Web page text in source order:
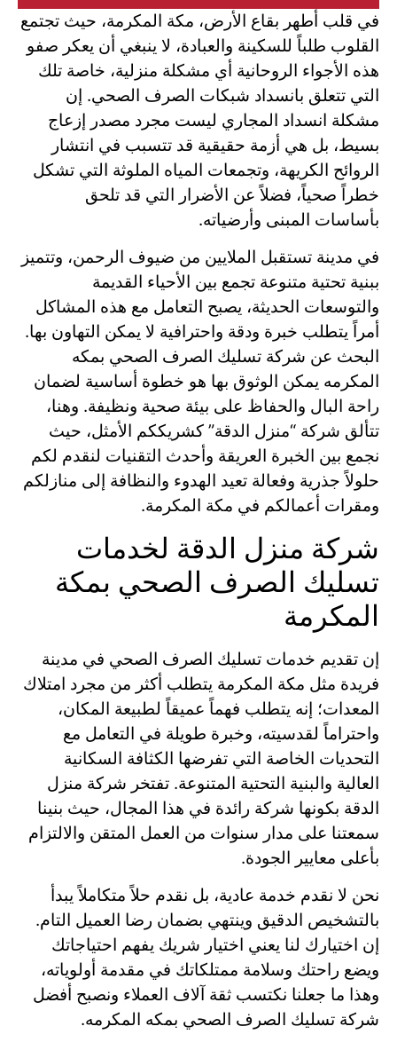
في قلب أطهر بقاع الأرض، مكة المكرمة، حيث تجتمع
القلوب طلباً للسكينة والعبادة، لا ينبغي أن يعكر صفو
هذه الأجواء الروحانية أي مشكلة منزلية، خاصة تلك
التي تتعلق بانسداد شبكات الصرف الصحي. إن
مشكلة انسداد المجاري ليست مجرد مصدر إزعاج
بسيط، بل هي أزمة حقيقية قد تتسبب في انتشار
الروائح الكريهة، وتجمعات المياه الملوثة التي تشكل
خطراً صحياً، فضلاً عن الأضرار التي قد تلحق
بأساسات المبنى وأرضياته.
في مدينة تستقبل الملايين من ضيوف الرحمن، وتتميز
ببنية تحتية متنوعة تجمع بين الأحياء القديمة
والتوسعات الحديثة، يصبح التعامل مع هذه المشاكل
أمراً يتطلب خبرة ودقة واحترافية لا يمكن التهاون بها.
البحث عن شركة تسليك الصرف الصحي بمكه
المكرمه يمكن الوثوق بها هو خطوة أساسية لضمان
راحة البال والحفاظ على بيئة صحية ونظيفة. وهنا،
تتألق شركة “منزل الدقة” كشريككم الأمثل، حيث
نجمع بين الخبرة العريقة وأحدث التقنيات لنقدم لكم
حلولاً جذرية وفعالة تعيد الهدوء والنظافة إلى منازلكم
ومقرات أعمالكم في مكة المكرمة.
شركة منزل الدقة لخدمات
تسليك الصرف الصحي بمكة
المكرمة
إن تقديم خدمات تسليك الصرف الصحي في مدينة
فريدة مثل مكة المكرمة يتطلب أكثر من مجرد امتلاك
المعدات؛ إنه يتطلب فهماً عميقاً لطبيعة المكان،
واحتراماً لقدسيته، وخبرة طويلة في التعامل مع
التحديات الخاصة التي تفرضها الكثافة السكانية
العالية والبنية التحتية المتنوعة. تفتخر شركة منزل
الدقة بكونها شركة رائدة في هذا المجال، حيث بنينا
سمعتنا على مدار سنوات من العمل المتقن والالتزام
بأعلى معايير الجودة.
نحن لا نقدم خدمة عادية، بل نقدم حلاً متكاملاً يبدأ
بالتشخيص الدقيق وينتهي بضمان رضا العميل التام.
إن اختيارك لنا يعني اختيار شريك يفهم احتياجاتك
ويضع راحتك وسلامة ممتلكاتك في مقدمة أولوياته،
وهذا ما جعلنا نكتسب ثقة آلاف العملاء ونصبح أفضل
شركة تسليك الصرف الصحي بمكه المكرمه.